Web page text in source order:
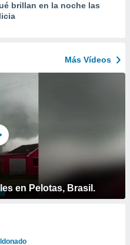
brillan en la noche las
Más Vídeos
en Pelotas, Brasil.